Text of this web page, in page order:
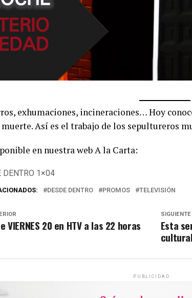
exhumaciones, incineraciones… Hoy
muerte. Así es el trabajo de los sepultureros
en nuestra web A la Carta:
DENTRO 1×04
DESDE DENTRO PROMOS TELEVISIÓN
SIGUIENTE
Esta
VIERNES 20 en HTV a las 22 horas
PUBLICIDAD